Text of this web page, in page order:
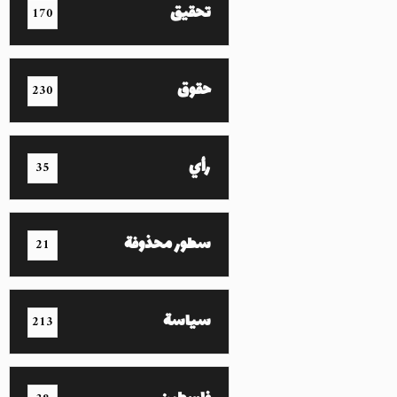
تحقيق 170
حقوق 230
رأي 35
سطور محذوفة 21
سياسة 213